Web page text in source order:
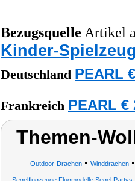
Bezugsquelle Artikel
Kinder-
Deutschland PEARL
Frankreich PEARL €
Themen-
Outdoor-Drachen• Winddrachen